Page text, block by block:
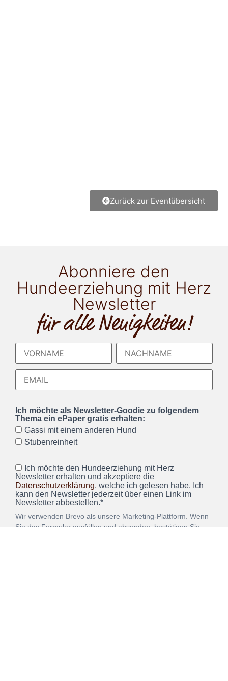
Zurück zur Eventübersicht
Abonniere den
Hundeerziehung mit Herz
Newsletter
für alle Neuigkeiten!
Ich möchte als Newsletter-Goodie zu folgendem
Thema ein ePaper gratis erhalten:
Gassi mit einem anderen Hund
Stubenreinheit
Ich möchte den Hundeerziehung mit Herz
Newsletter erhalten und akzeptiere die
Datenschutzerklärung, welche ich gelesen habe. Ich
kann den Newsletter jederzeit über einen Link im
Newsletter abbestellen.*
Wir verwenden Brevo als unsere Marketing-Plattform. Wenn
Sie das Formular ausfüllen und absenden, bestätigen Sie,